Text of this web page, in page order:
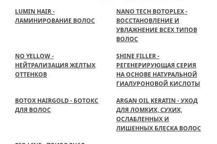
LUMIN HAIR -
ЛАМИНИРОВАНИЕ ВОЛОС
NANO TECH BOTOPLEX -
ВОССТАНОВЛЕНИЕ И
УВЛАЖНЕНИЕ ВСЕХ ТИПОВ
ВОЛОС
NO YELLOW -
НЕЙТРАЛИЗАЦИЯ ЖЕЛТЫХ
ОТТЕНКОВ
SHINE FILLER -
РЕГЕНЕРИРУЮЩАЯ СЕРИЯ
НА ОСНОВЕ НАТУРАЛЬНОЙ
ГИАЛУРОНОВОЙ КИСЛОТЫ
BOTOX HAIRGOLD - БОТОКС
ДЛЯ ВОЛОС
ARGAN OIL KERATIN - УХОД
ДЛЯ ЛОМКИХ, СУХИХ,
ОСЛАБЛЕННЫХ И
ЛИШЕННЫХ БЛЕСКА ВОЛОС